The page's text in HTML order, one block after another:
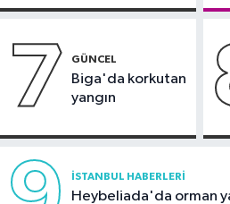
kavga
7 GÜNCEL
Biga'da korkutan
yangın
İSTANBUL HABERLERI
Heybeliada'da orman